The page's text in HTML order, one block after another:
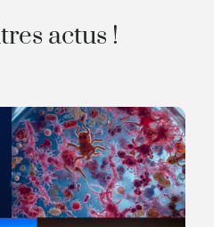
actus !